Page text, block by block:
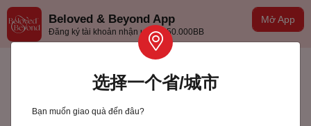
Mở App
Beloved & Beyond App
Đăng ký tài khoản nhận ưu đãi 50.000BB
TP Hồ Chí Minh
选择一个省/城市
Bạn muốn giao quà đến đâu?